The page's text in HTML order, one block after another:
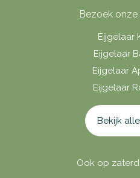
Bezoek
Eijgelaar
Eijgelaar
Eijgelaar
Eijgelaar
Bekijk
Ook op